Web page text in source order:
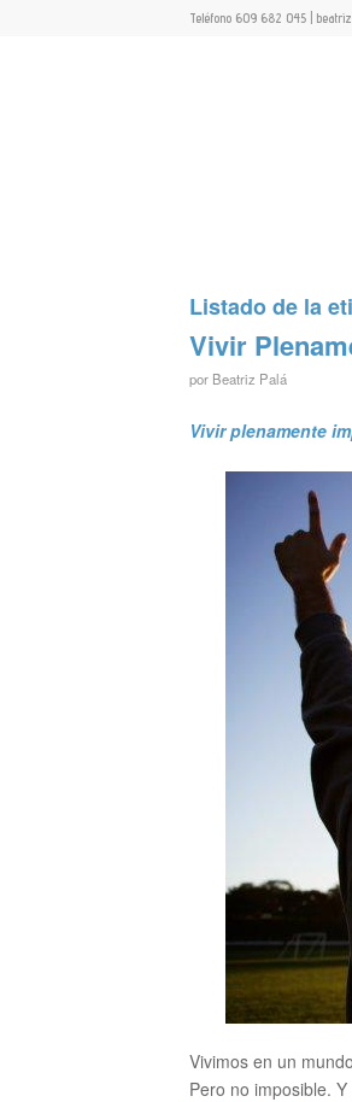
Teléfono 609 682 045 |
Listado de la
Vivir
por Beatriz Palá
Vivir plenamente
Vivimos en un
Pero no imposible.